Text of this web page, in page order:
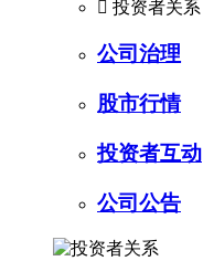
 投资者关系
公司治理
股市行情
投资者互动
公司公告